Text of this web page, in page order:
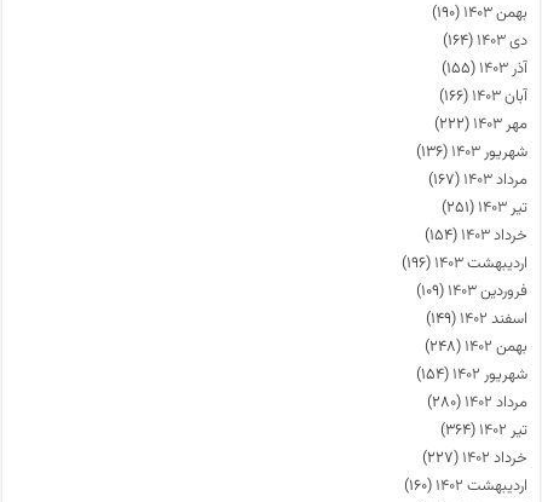
بهمن ۱۴۰۳
(۱۹۰)
دی ۱۴۰۳
(۱۶۴)
آذر ۱۴۰۳
(۱۵۵)
آبان ۱۴۰۳
(۱۶۶)
مهر ۱۴۰۳
(۲۲۲)
شهریور ۱۴۰۳
(۱۳۶)
مرداد ۱۴۰۳
(۱۶۷)
تیر ۱۴۰۳
(۲۵۱)
خرداد ۱۴۰۳
(۱۵۴)
اردیبهشت ۱۴۰۳
(۱۹۶)
فروردین ۱۴۰۳
(۱۰۹)
اسفند ۱۴۰۲
(۱۴۹)
بهمن ۱۴۰۲
(۲۴۸)
شهریور ۱۴۰۲
(۱۵۴)
مرداد ۱۴۰۲
(۲۸۰)
تیر ۱۴۰۲
(۳۶۴)
خرداد ۱۴۰۲
(۲۲۷)
اردیبهشت ۱۴۰۲
(۱۶۰)